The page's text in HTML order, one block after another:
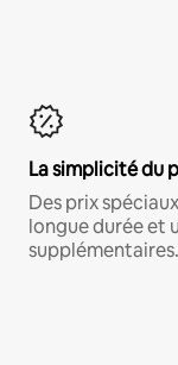
La simplicité du
Des prix
longue durée et